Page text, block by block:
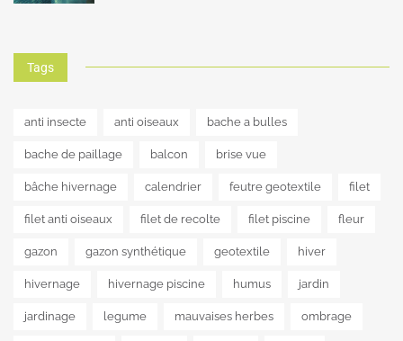
Tags
anti insecte anti oiseaux bache a bulles
bache de paillage balcon brise vue
bâche hivernage calendrier feutre geotextile filet
filet anti oiseaux filet de recolte filet piscine fleur
gazon gazon synthétique geotextile hiver
hivernage hivernage piscine humus jardin
jardinage legume mauvaises herbes ombrage